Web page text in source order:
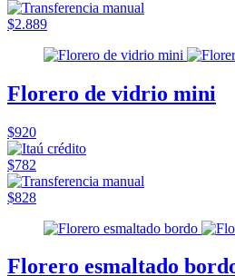
$2.889
Florero de vidrio mini
$920
$782
$828
Florero esmaltado